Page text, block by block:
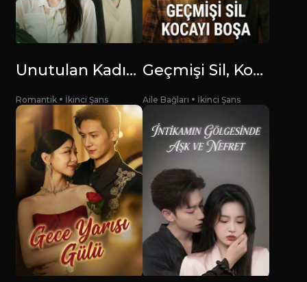
Unutulan Kadından Gözdeye
Romantik İkinci Şans
Geçmişi Sil, Kocayı Boşa
Aile Bağları İkinci Şans